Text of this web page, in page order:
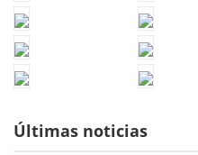
Últimas noticias